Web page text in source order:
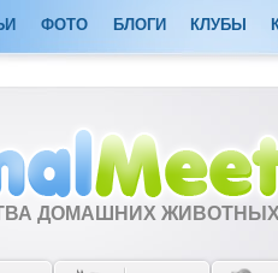
ФОТО БЛОГИ КЛУБЫ
ДОМАШНИХ